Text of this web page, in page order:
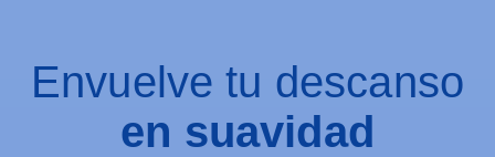
Envuelve tu descanso
en suavidad